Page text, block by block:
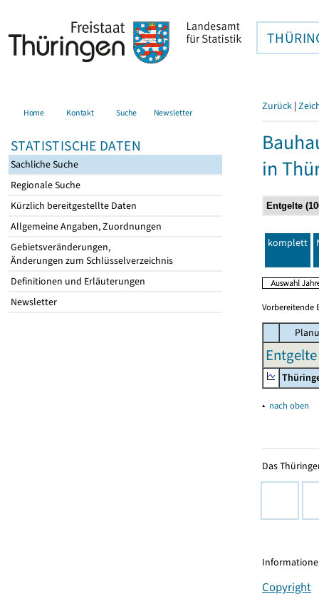
Home Kontakt Suche Newsletter
STATISTISCHE DATEN
Sachliche Suche
Regionale Suche
Kürzlich bereitgestellte Daten
Allgemeine Angaben, Zuordnungen
Gebietsveränderungen,
Änderungen zum Schlüsselverzeichnis
Definitionen und Erläuterungen
Newsletter
Zurück |
in
komplett
Vorbereitende
▴ nach oben
Das
Copyright